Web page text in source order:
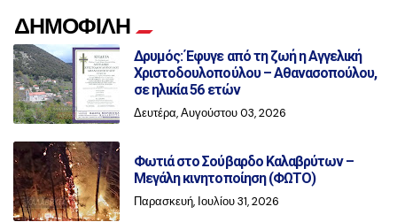
ΔΗΜΟΦΙΛΗ
Δρυμός: Έφυγε από τη ζωή η Αγγελική
Χριστοδουλοπούλου – Αθανασοπούλου,
σε ηλικία 56 ετών
Δευτέρα, Αυγούστου 03, 2026
Φωτιά στο Σούβαρδο Καλαβρύτων –
Μεγάλη κινητοποίηση (ΦΩΤΟ)
Παρασκευή, Ιουλίου 31, 2026